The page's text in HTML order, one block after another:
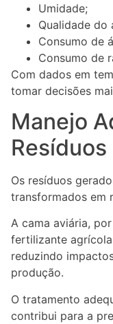
Umidade;
Qualidade do
Consumo de
Consumo de
Com dados em
tomar decisões
Manejo
Resíduos
Os resíduos
transformados em
A cama aviária,
fertilizante
reduzindo
produção.
O tratamento
contribui para a